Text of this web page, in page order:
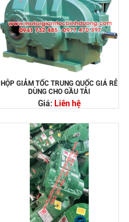
HỘP GIẢM TỐC TRUNG QUỐC GIÁ RẺ
DÙNG CHO GẦU TẢI
Giá: Liên hệ